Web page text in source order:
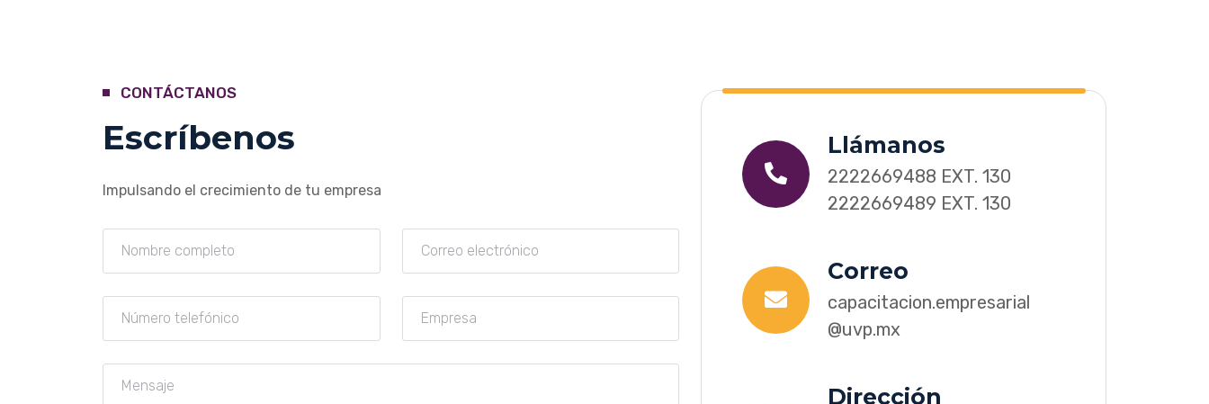
CONTÁCTANOS
Escríbenos
Impulsando el crecimiento de tu empresa
Llámanos
2222669488 EXT. 130
2222669489 EXT. 130
Correo
capacitacion.empresarial
@uvp.mx
Dirección